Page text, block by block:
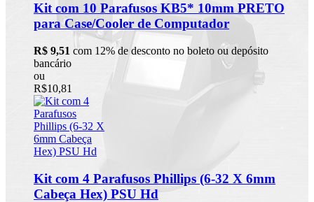
Kit com 10 Parafusos KB5* 10mm PRETO
para Case/Cooler de Computador
R$ 9,51 com 12% de desconto no boleto ou depósito
bancário
ou
R$10,81
Kit com 4 Parafusos Phillips (6-32 X 6mm
Cabeça Hex) PSU Hd